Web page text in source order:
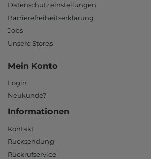
Datenschutzeinstellungen
Barrierefreiheitserklärung
Jobs
Unsere Stores
Mein Konto
Login
Neukunde?
Informationen
Kontakt
Rücksendung
Rückrufservice